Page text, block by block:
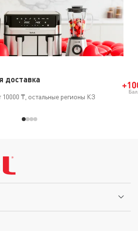
доставка
₸, остальные регионы КЗ